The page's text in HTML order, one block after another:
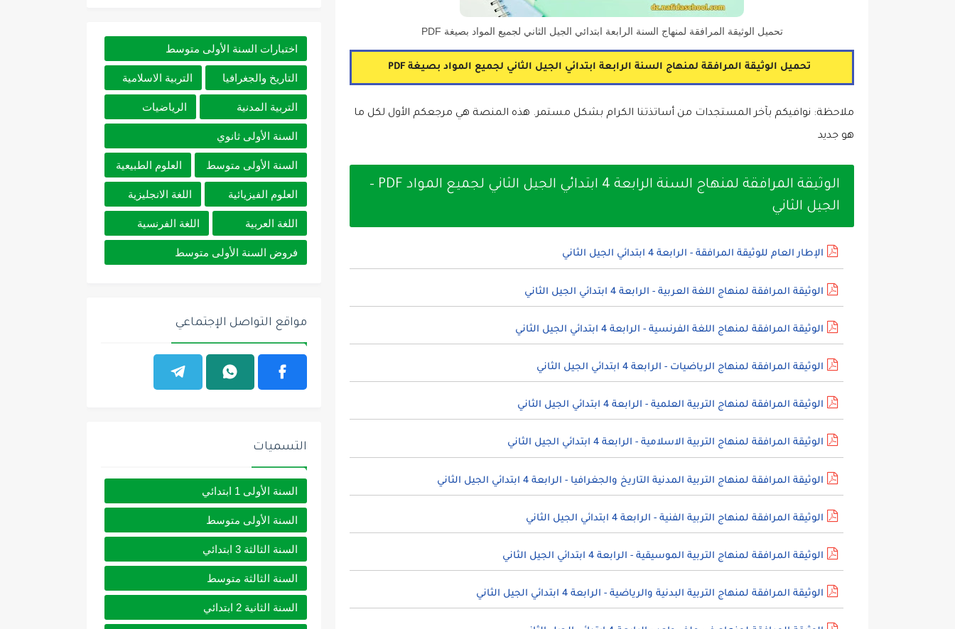
تحميل الوثيقة المرافقة لمنهاج السنة الرابعة ابتدائي الجيل الثاني لجميع المواد بصيغة PDF
تحميل الوثيقة المرافقة لمنهاج السنة الرابعة ابتدائي الجيل الثاني لجميع المواد بصيغة PDF
ملاحظة: نوافيكم بآخر المستجدات من أساتذتنا الكرام بشكل مستمر. هذه المنصة هي مرجعكم الأول لكل ما
هو جديد
الوثيقة المرافقة لمنهاج السنة الرابعة 4 ابتدائي الجيل الثاني لجميع المواد PDF –
الجيل الثاني
الإطار العام للوثيقة المرافقة - الرابعة 4 ابتدائي الجيل الثاني
الوثيقة المرافقة لمنهاج اللغة العربية - الرابعة 4 ابتدائي الجيل الثاني
الوثيقة المرافقة لمنهاج اللغة الفرنسية - الرابعة 4 ابتدائي الجيل الثاني
الوثيقة المرافقة لمنهاج الرياضيات - الرابعة 4 ابتدائي الجيل الثاني
الوثيقة المرافقة لمنهاج التربية العلمية - الرابعة 4 ابتدائي الجيل الثاني
الوثيقة المرافقة لمنهاج التربية الاسلامية - الرابعة 4 ابتدائي الجيل الثاني
الوثيقة المرافقة لمنهاج التربية المدنية التاريخ والجغرافيا - الرابعة 4 ابتدائي الجيل الثاني
الوثيقة المرافقة لمنهاج التربية الفنية - الرابعة 4 ابتدائي الجيل الثاني
الوثيقة المرافقة لمنهاج التربية الموسيقية - الرابعة 4 ابتدائي الجيل الثاني
الوثيقة المرافقة لمنهاج التربية البدنية والرياضية - الرابعة 4 ابتدائي الجيل الثاني
اختبارات السنة الأولى متوسط
التاريخ والجغرافيا التربية الاسلامية
التربية المدنية الرياضيات
السنة الأولى ثانوي
السنة الأولى متوسط العلوم الطبيعية
العلوم الفيزيائية اللغة الانجليزية
اللغة العربية اللغة الفرنسية
فروض السنة الأولى متوسط
مواقع التواصل الإجتماعي
التسميات
السنة الأولى 1 ابتدائي
السنة الأولى متوسط
السنة الثالثة 3 ابتدائي
السنة الثالثة متوسط
السنة الثانية 2 ابتدائي